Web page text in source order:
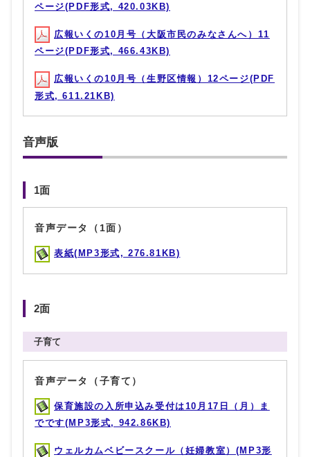
ページ(PDF形式, 420.03KB)
広報いくの10月号（大阪市民のみなさんへ）11
ページ(PDF形式, 466.43KB)
広報いくの10月号（生野区情報）12ページ(PDF
形式, 611.21KB)
音声版
1面
音声データ（1面）
表紙(MP3形式, 276.81KB)
2面
子育て
音声データ（子育て）
保育施設の入所申込み受付は10月17日（月）ま
でです(MP3形式, 942.86KB)
ウェルカムベビースクール（妊婦教室）(MP3形